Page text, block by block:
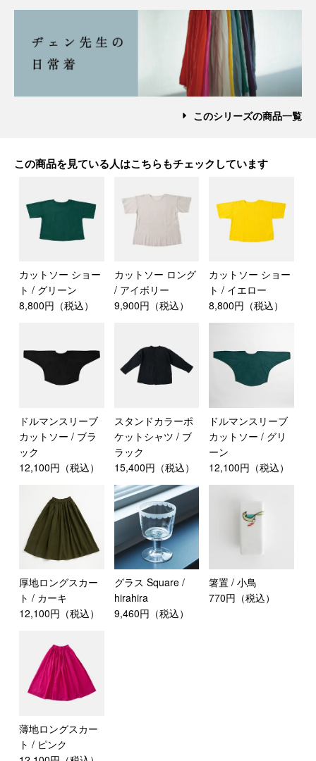
このシリーズの商品一覧
この商品を見ている人はこちらもチェックしています
カットソー ショー
ト / グリーン
8,800円（税込）
カットソー ロング
/ アイボリー
9,900円（税込）
カットソー ショー
ト / イエロー
8,800円（税込）
ドルマンスリーブ
カットソー / ブラ
ック
12,100円（税込）
スタンドカラーポ
ケットシャツ / ブ
ラック
15,400円（税込）
ドルマンスリーブ
カットソー / グリ
ーン
12,100円（税込）
厚地ロングスカー
ト / カーキ
12,100円（税込）
グラス Square /
hirahira
9,460円（税込）
箸置 / 小鳥
770円（税込）
薄地ロングスカー
ト / ピンク